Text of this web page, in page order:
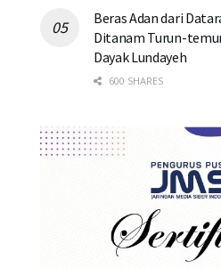
Beras Adan dari
Ditanam Turun-
Dayak Lundayeh
600 SHARES